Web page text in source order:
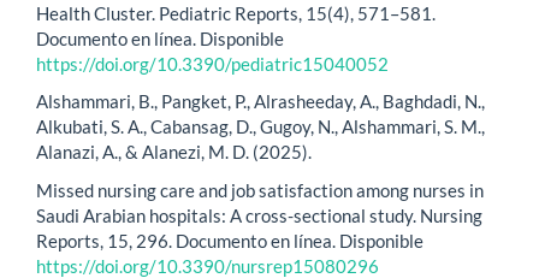
Health Cluster. Pediatric Reports, 15(4), 571–581.
Documento en línea. Disponible
https://doi.org/10.3390/pediatric15040052
Alshammari, B., Pangket, P., Alrasheeday, A., Baghdadi, N.,
Alkubati, S. A., Cabansag, D., Gugoy, N., Alshammari, S. M.,
Alanazi, A., & Alanezi, M. D. (2025).
Missed nursing care and job satisfaction among nurses in
Saudi Arabian hospitals: A cross-sectional study. Nursing
Reports, 15, 296. Documento en línea. Disponible
https://doi.org/10.3390/nursrep15080296